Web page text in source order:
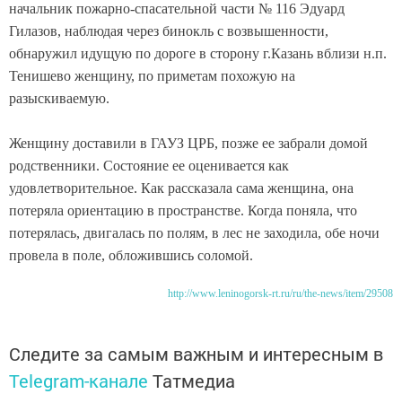
начальник пожарно-спасательной части № 116 Эдуард
Гилазов, наблюдая через бинокль с возвышенности,
обнаружил идущую по дороге в сторону г.Казань вблизи н.п.
Тенишево женщину, по приметам похожую на
разыскиваемую.
Женщину доставили в ГАУЗ ЦРБ, позже ее забрали домой
родственники. Состояние ее оценивается как
удовлетворительное. Как рассказала сама женщина, она
потеряла ориентацию в пространстве. Когда поняла, что
потерялась, двигалась по полям, в лес не заходила, обе ночи
провела в поле, обложившись соломой.
http://www.leninogorsk-rt.ru/ru/the-news/item/29508
Следите за самым важным и интересным в
Telegram-канале Татмедиа